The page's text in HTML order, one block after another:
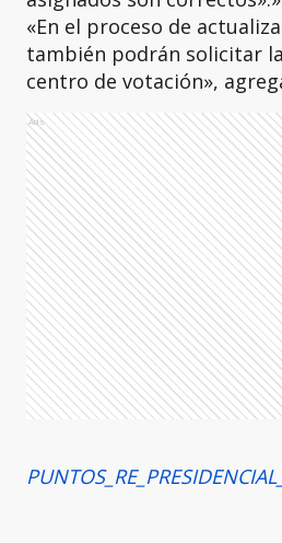
«En el proceso de
también podrán solicitar
centro de votación»,
Ads